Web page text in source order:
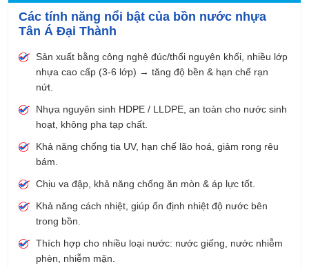
Các tính năng nổi bật của bồn nước nhựa
Tân Á Đại Thành
Sản xuất bằng công nghệ đúc/thổi nguyên khối, nhiều lớp
nhựa cao cấp (3-6 lớp) → tăng độ bền & hạn chế rạn
nứt.
Nhựa nguyên sinh HDPE / LLDPE, an toàn cho nước sinh
hoạt, không pha tạp chất.
Khả năng chống tia UV, hạn chế lão hoá, giảm rong rêu
bám.
Chịu va đập, khả năng chống ăn mòn & áp lực tốt.
Khả năng cách nhiệt, giúp ổn định nhiệt độ nước bên
trong bồn.
Thích hợp cho nhiều loại nước: nước giếng, nước nhiễm
phèn, nhiễm mặn.